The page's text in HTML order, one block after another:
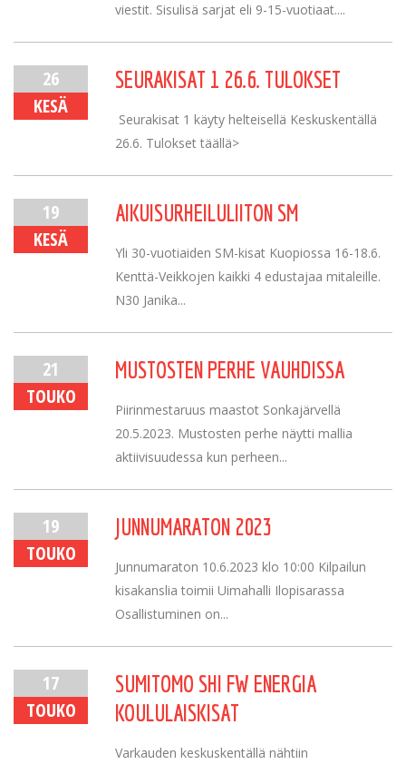
viestit. Sisulisä sarjat eli 9-15-vuotiaat....
26
KESÄ
SEURAKISAT 1 26.6. TULOKSET
Seurakisat 1 käyty helteisellä Keskuskentällä
26.6. Tulokset täällä>
19
KESÄ
AIKUISURHEILULIITON SM
Yli 30-vuotiaiden SM-kisat Kuopiossa 16-18.6.
Kenttä-Veikkojen kaikki 4 edustajaa mitaleille.
N30 Janika...
21
TOUKO
MUSTOSTEN PERHE VAUHDISSA
Piirinmestaruus maastot Sonkajärvellä
20.5.2023. Mustosten perhe näytti mallia
aktiivisuudessa kun perheen...
19
TOUKO
JUNNUMARATON 2023
Junnumaraton 10.6.2023 klo 10:00 Kilpailun
kisakanslia toimii Uimahalli Ilopisarassa
Osallistuminen on...
17
TOUKO
SUMITOMO SHI FW ENERGIA
KOULULAISKISAT
Varkauden keskuskentällä nähtiin